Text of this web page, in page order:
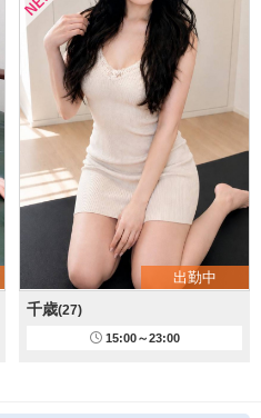
出勤中
千歳(27)
15:00～23:00